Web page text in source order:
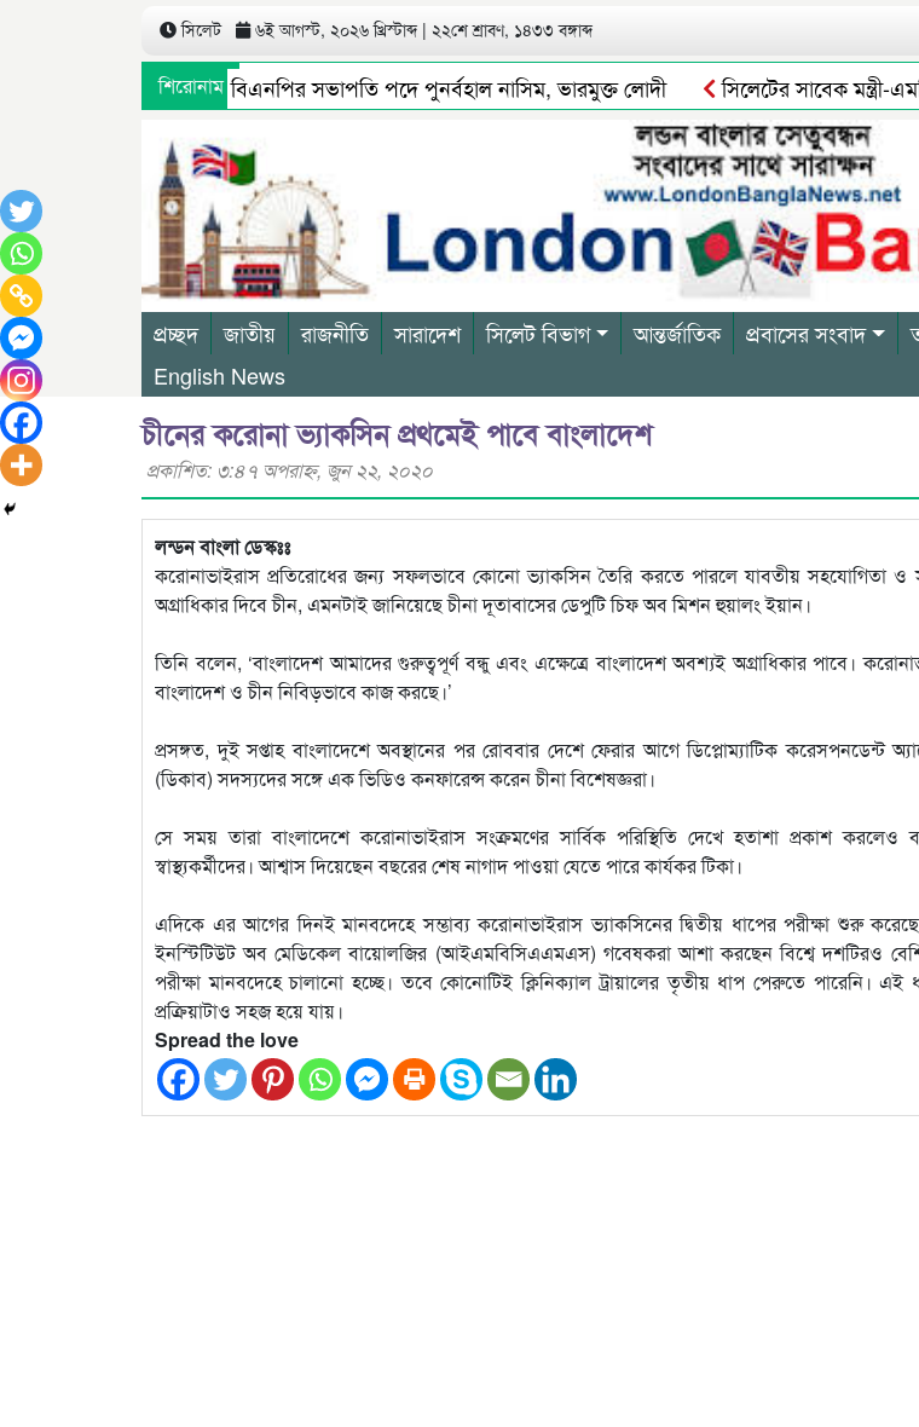
সিলেট ৬ই আগস্ট, ২০২৬ খ্রিস্টাব্দ | ২২শে শ্রাবণ, ১৪৩৩ বঙ্গাব্দ
শিরোনাম
সিলেট মহানগর বিএনপির সভাপতি পদে পুনর্বহাল নাসিম, ভারমুক্ত লোদী সিলেটের সাবেক মন্ত্রী-
গণমাধ্যমে সংবাদ প্রকাশের পর সিলেট টিটিসির প্রতারক ড্রাইভার বিল্লাল আটক
সিলেটে গরুর পচা মাংস
প্রচ্ছদ জাতীয় রাজনীতি সারাদেশ সিলেট বিভাগ আন্তর্জাতিক প্রবাসের সংবাদ
English News
চীনের করোনা ভ্যাকসিন প্রথমেই পাবে বাংলাদেশ
প্রকাশিত: ৩:৪৭ অপরাহ্ণ, জুন ২২, ২০২০
লন্ডন বাংলা ডেস্কঃঃ
করোনাভাইরাস প্রতিরোধের জন্য সফলভাবে কোনো ভ্যাকসিন তৈরি করতে পারলে যাবতীয় সহযোগিতা ও
অগ্রাধিকার দিবে চীন, এমনটাই জানিয়েছে চীনা দূতাবাসের ডেপুটি চিফ অব মিশন হুয়ালং ইয়ান।
তিনি বলেন, ‘বাংলাদেশ আমাদের গুরুত্বপূর্ণ বন্ধু এবং এক্ষেত্রে বাংলাদেশ অবশ্যই অগ্রাধিকার পাবে।
বাংলাদেশ ও চীন নিবিড়ভাবে কাজ করছে।’
প্রসঙ্গত, দুই সপ্তাহ বাংলাদেশে অবস্থানের পর রোববার দেশে ফেরার আগে ডিপ্লোম্যাটিক করেসপনডেন্ট
(ডিকাব) সদস্যদের সঙ্গে এক ভিডিও কনফারেন্স করেন চীনা বিশেষজ্ঞরা।
সে সময় তারা বাংলাদেশে করোনাভাইরাস সংক্রমণের সার্বিক পরিস্থিতি দেখে হতাশা প্রকাশ করলেও
স্বাস্থ্যকর্মীদের। আশ্বাস দিয়েছেন বছরের শেষ নাগাদ পাওয়া যেতে পারে কার্যকর টিকা।
এদিকে এর আগের দিনই মানবদেহে সম্ভাব্য করোনাভাইরাস ভ্যাকসিনের দ্বিতীয় ধাপের পরীক্ষা শুরু
ইনস্টিটিউট অব মেডিকেল বায়োলজির (আইএমবিসিএএমএস) গবেষকরা আশা করছেন বিশ্বে দশটিরও
পরীক্ষা মানবদেহে চালানো হচ্ছে। তবে কোনোটিই ক্লিনিক্যাল ট্রায়ালের তৃতীয় ধাপ পেরুতে পারেনি।
প্রক্রিয়াটাও সহজ হয়ে যায়।
Spread the love